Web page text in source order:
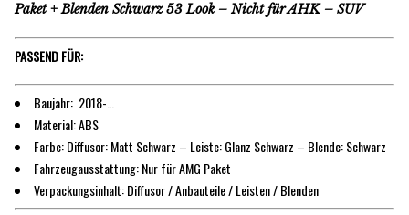
Paket + Blenden Schwarz 53 Look – Nicht für AHK – SUV
PASSEND FÜR:
Baujahr: 2018-…
Material: ABS
Farbe: Diffusor: Matt Schwarz – Leiste: Glanz Schwarz – Blende: Schwarz
Fahrzeugausstattung: Nur für AMG Paket
Verpackungsinhalt: Diffusor / Anbauteile / Leisten / Blenden